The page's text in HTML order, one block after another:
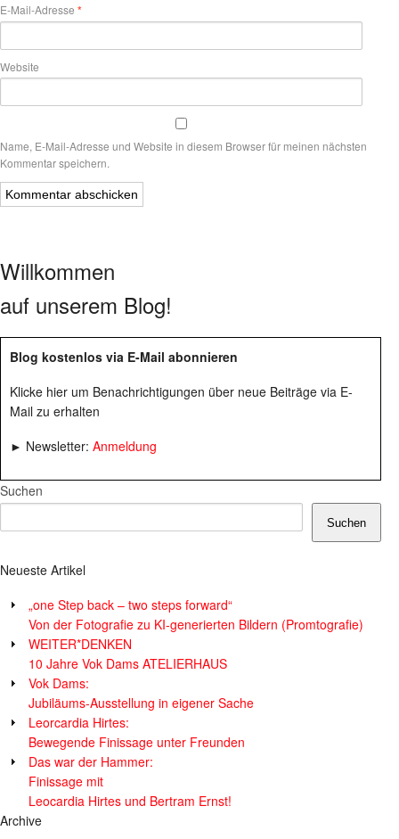
E-Mail-Adresse *
Website
Name, E-Mail-Adresse und Website in diesem Browser für meinen nächsten
Kommentar speichern.
Willkommen
auf unserem Blog!
Blog kostenlos via E-Mail abonnieren
Klicke hier um Benachrichtigungen über neue Beiträge via E-
Mail zu erhalten
► Newsletter: Anmeldung
Suchen
Suchen
Neueste Artikel
„one Step back – two steps forward“
Von der Fotografie zu KI-generierten Bildern (Promtografie)
WEITER*DENKEN
10 Jahre Vok Dams ATELIERHAUS
Vok Dams:
Jubiläums-Ausstellung in eigener Sache
Leorcardia Hirtes:
Bewegende Finissage unter Freunden
Das war der Hammer:
Finissage mit
Leocardia Hirtes und Bertram Ernst!
Archive